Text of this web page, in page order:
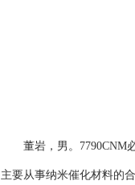
董岩，男。7790CNM
主要从事纳米催化材料的